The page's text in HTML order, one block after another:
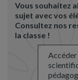
Vous souhaitez
sujet avec vos
Consultez nos
la classe !
Accéder